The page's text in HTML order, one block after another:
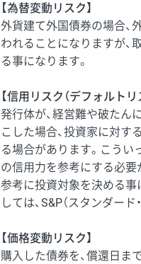
【為替変動リスク】
外貨建て外国債券の場合、
われることになりますが、
る事になります。
【信用リスク（デフォルト
発行体が、経営難や破たん
こした場合、投資家に対す
る場合があります。こうい
の信用力を参考にする必要
参考に投資対象を決める事
しては、S&P（スタンダード
【価格変動リスク】
購入した債券を、償還日ま